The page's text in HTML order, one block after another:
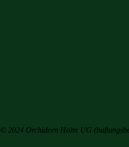
© 2024 Orchideen Holm UG